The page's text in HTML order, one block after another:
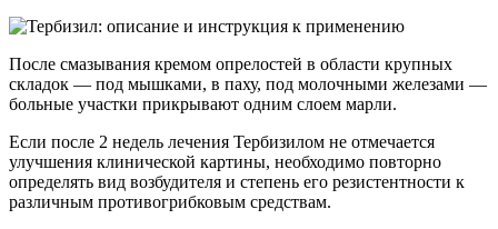
После смазывания кремом опрелостей в области крупных
складок — под мышками, в паху, под молочными железами —
больные участки прикрывают одним слоем марли.
Если после 2 недель лечения Тербизилом не отмечается
улучшения клинической картины, необходимо повторно
определять вид возбудителя и степень его резистентности к
различным противогрибковым средствам.